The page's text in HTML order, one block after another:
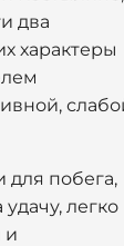
два
характеры
для побега,
легко
и